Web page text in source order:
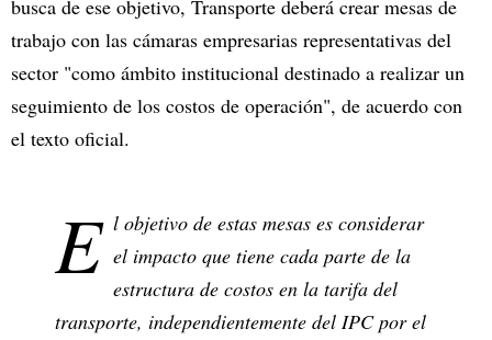
busca de ese objetivo, Transporte deberá crear mesas de
trabajo con las cámaras empresarias representativas del
sector "como ámbito institucional destinado a realizar un
seguimiento de los costos de operación", de acuerdo con
el texto oficial.
E l objetivo de estas mesas es considerar
el impacto que tiene cada parte de la
estructura de costos en la tarifa del
transporte, independientemente del IPC por el